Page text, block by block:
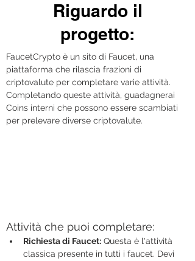
Riguardo il
progetto:
FaucetCrypto è un sito di Faucet, una
piattaforma che rilascia frazioni di
criptovalute per completare varie attività.
Completando queste attività, guadagnerai
Coins interni che possono essere scambiati
per prelevare diverse criptovalute.
Attività che puoi completare:
Richiesta di Faucet: Questa è l'attività
classica presente in tutti i faucet. Devi